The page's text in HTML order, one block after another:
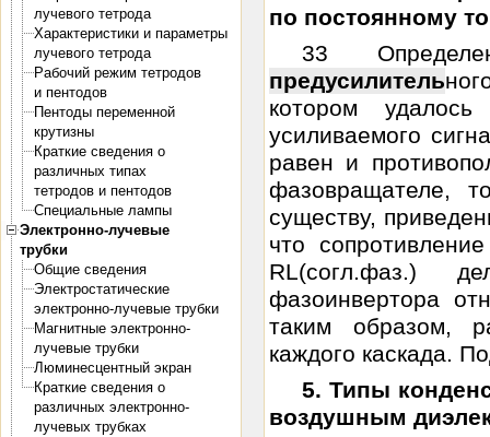
лучевого тетрода
Характеристики и параметры
лучевого тетрода
Рабочий режим тетродов
и пентодов
Пентоды переменной
крутизны
Краткие сведения о
различных типах
тетродов и пентодов
Специальные лампы
Электронно-лучевые
трубки
Общие сведения
Электростатические
электронно-лучевые трубки
Магнитные электронно-
лучевые трубки
Люминесцентный экран
Краткие сведения о
различных электронно-
лучевых трубках
по постоянному
33
предусилитель
котором
усиливаемого
равен и
фазовращателе,
существу,
что
RL(согл.фаз.)
фазоинвертора
таким образом,
каждого каскада.
5. Типы
воздушным